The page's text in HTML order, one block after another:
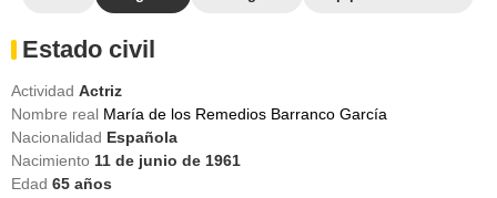
Estado civil
Actividad Actriz
Nombre real María de los Remedios Barranco García
Nacionalidad Española
Nacimiento 11 de junio de 1961
Edad 65 años